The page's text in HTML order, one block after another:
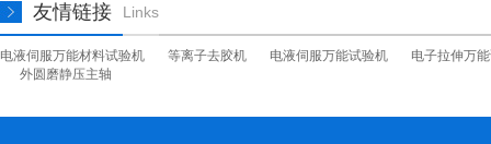
友情链接 Links
电液伺服万能材料试验机 等离子去胶机 电液伺服万能试验机
电子拉伸万
外圆磨静压主轴